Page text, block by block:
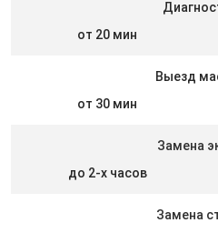
от 20 мин
Выезд
от 30 мин
Замена
до 2-х часов
Замена